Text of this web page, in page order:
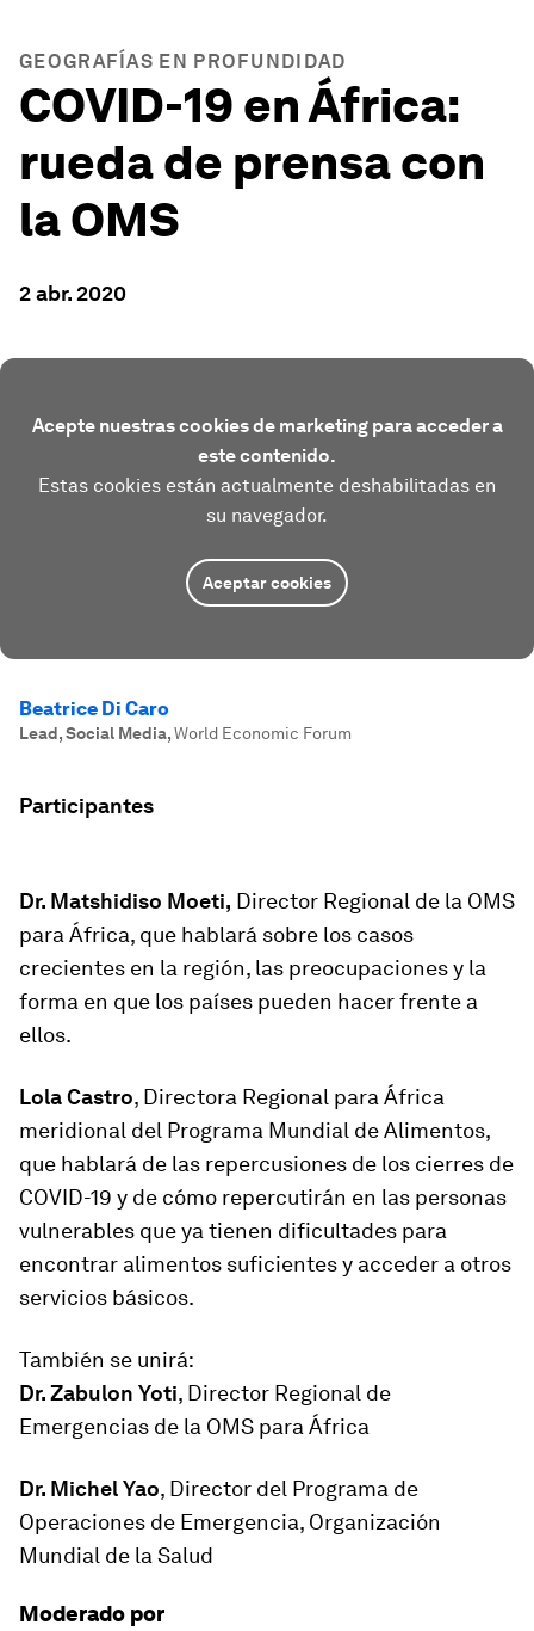
GEOGRAFÍAS EN PROFUNDIDAD
COVID-19 en África:
rueda de prensa con
la OMS
2 abr. 2020
Acepte nuestras cookies de marketing para acceder a
este contenido.
Estas cookies están actualmente deshabilitadas en
su navegador.
Aceptar cookies
Beatrice Di Caro
Lead, Social Media,World Economic Forum
Participantes
Dr. Matshidiso Moeti, Director Regional de la OMS
para África, que hablará sobre los casos
crecientes en la región, las preocupaciones y la
forma en que los países pueden hacer frente a
ellos.
Lola Castro, Directora Regional para África
meridional del Programa Mundial de Alimentos,
que hablará de las repercusiones de los cierres de
COVID-19 y de cómo repercutirán en las personas
vulnerables que ya tienen dificultades para
encontrar alimentos suficientes y acceder a otros
servicios básicos.
También se unirá:
Dr. Zabulon Yoti, Director Regional de
Emergencias de la OMS para África
Dr. Michel Yao, Director del Programa de
Operaciones de Emergencia, Organización
Mundial de la Salud
Moderado por